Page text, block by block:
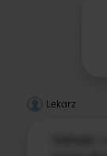
Lekarz